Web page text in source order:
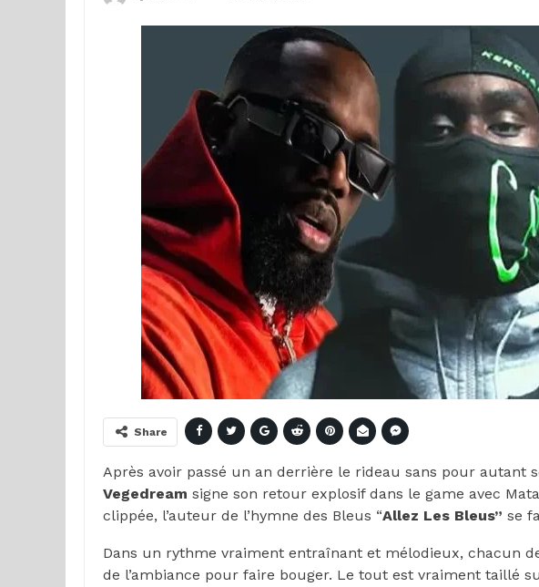
Share
Après avoir passé un an derrière le rideau sans pour autant
Vegedream signe son retour explosif dans le game avec
clippée, l’auteur de l’hymne des Bleus “Allez Les Bleus” se
Dans un rythme vraiment entraînant et mélodieux, chacun
de l’ambiance pour faire bouger. Le tout est vraiment taillé